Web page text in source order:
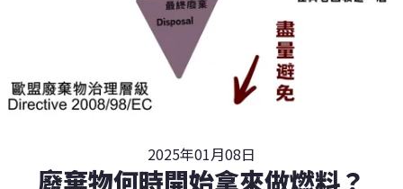
2025年01月08日
廢棄物何時開始拿來做燃料？